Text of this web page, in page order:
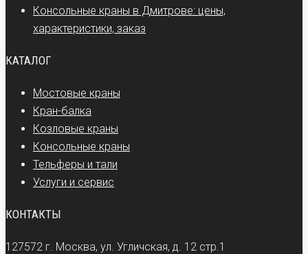
Консольные краны в Дмитрове: цены,
характеристики, заказ
КАТАЛОГ
Мостовые краны
Кран-балка
Козловые краны
Консольные краны
Тельферы и тали
Услуги и сервис
КОНТАКТЫ
127572 г. Москва, ул. Угличская, д. 12 стр.1